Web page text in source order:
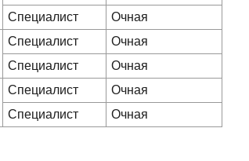
Специалист
Очная
Специалист
Очная
Специалист
Очная
Специалист
Очная
Специалист
Очная